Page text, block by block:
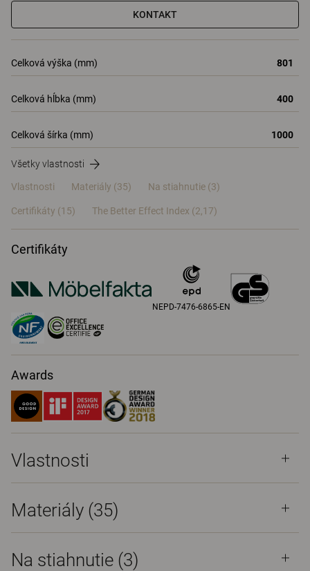
KONTAKT
Celková výška (mm) 801
Celková hĺbka (mm) 400
Celková šírka (mm) 1000
Všetky vlastnosti
Vlastnosti Materiály (35) Na stiahnutie (3)
Certifikáty (15) The Better Effect Index (2,17)
Certifikáty
NEPD-7476-6865-EN
Awards
Vlastnosti
Materiály (35)
Na stiahnutie (3)